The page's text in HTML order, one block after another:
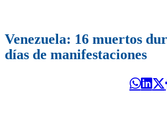
Venezuela: 16 muertos
días de manifestaciones